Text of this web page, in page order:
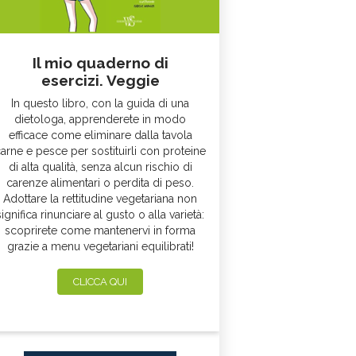
Il mio quaderno di
esercizi. Veggie
In questo libro, con la guida di una
dietologa, apprenderete in modo
efficace come eliminare dalla tavola
e pesce per sostituirli con proteine
di alta qualità, senza alcun rischio di
carenze alimentari o perdita di peso.
Adottare la rettitudine vegetariana non
rinunciare al gusto o alla varietà:
scoprirete come mantenervi in forma
grazie a menu vegetariani equilibrati!
CLICCA QUI